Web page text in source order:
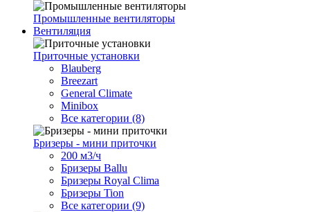
Промышленные вентиляторы
Вентиляция
Приточные установки
Blauberg
Breezart
General Climate
Minibox
Все категории (8)
Бризеры - мини приточки
200 м3/ч
Бризеры Ballu
Бризеры Royal Clima
Бризеры Tion
Все категории (9)